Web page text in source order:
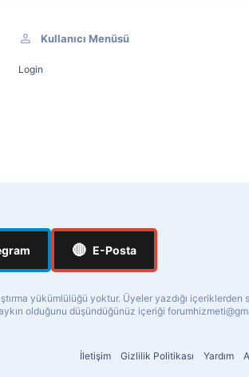
Kullanıcı Menüsü
Login
İletişim Gizlilik Politikası Yardım
🔴 E-Posta
yükümlülüğü yoktur. Üyeler yazdığı içeriklerden
olduğunu düşündüğünüz içeriği